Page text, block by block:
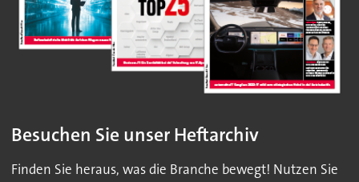
Besuchen Sie unser Heftarchiv
Finden Sie heraus, was die Branche bewegt! Nutzen Sie